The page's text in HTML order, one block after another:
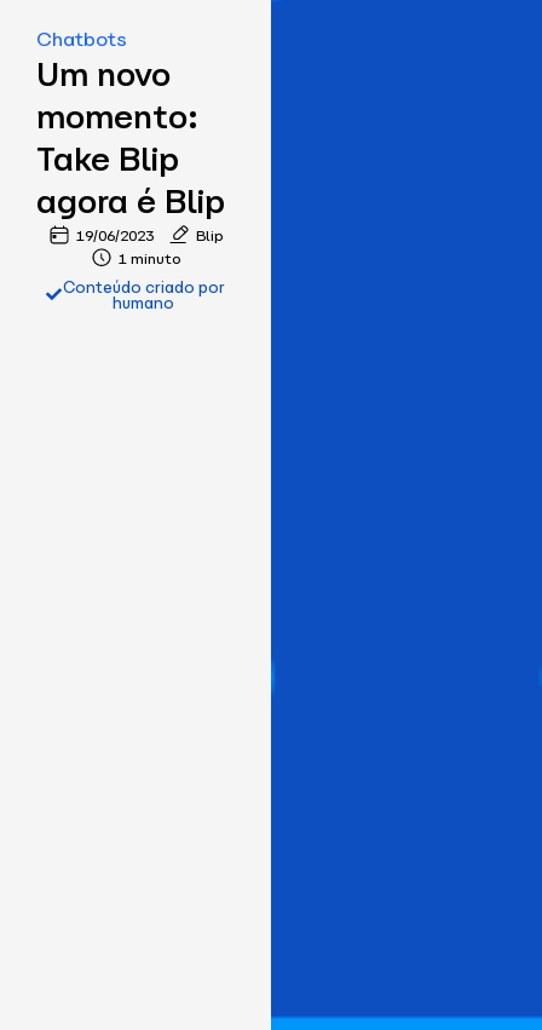
Chatbots
Um novo
momento:
Take Blip
agora é Blip
19/06/2023
Blip
1 minuto
Conteúdo criado por
humano